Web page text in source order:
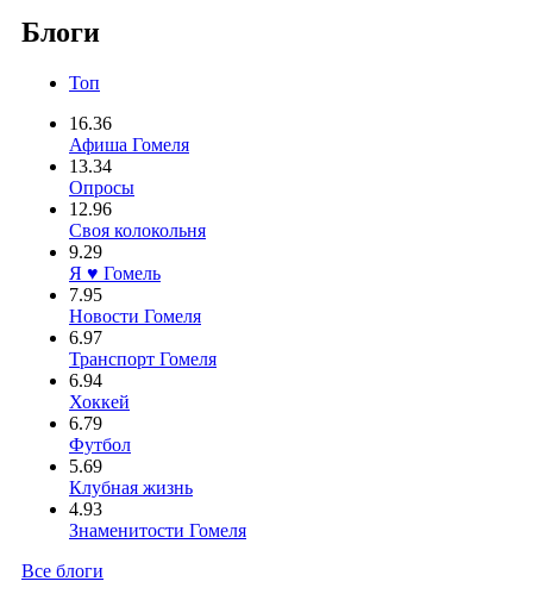
Блоги
Топ
16.36
Афиша Гомеля
13.34
Опросы
12.96
Своя колокольня
9.29
Я ♥ Гомель
7.95
Новости Гомеля
6.97
Транспорт Гомеля
6.94
Хоккей
6.79
Футбол
5.69
Клубная жизнь
4.93
Знаменитости Гомеля
Все блоги